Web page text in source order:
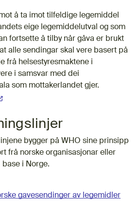
å ta imot tilfeldige legemiddel
eige legemiddelutval og som
fortsette å tilby når gåva er brukt
alle sendingar skal vere basert på
frå helsestyresmaktene i
i samsvar med dei
som mottakerlandet gjer.
lenke)
bygger på WHO sine prinsipp
frå norske organisasjonar eller
i Norge.
gavesendinger av legemidler